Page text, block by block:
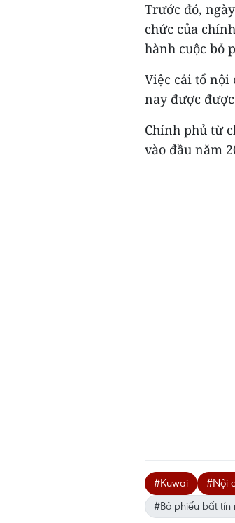
Trước đó,
chức của
hành cuộc bỏ
Việc cải tổ
nay được
Chính phủ từ
vào đầu năm
#Kuwai #Nội
#Bỏ phiếu bất tín